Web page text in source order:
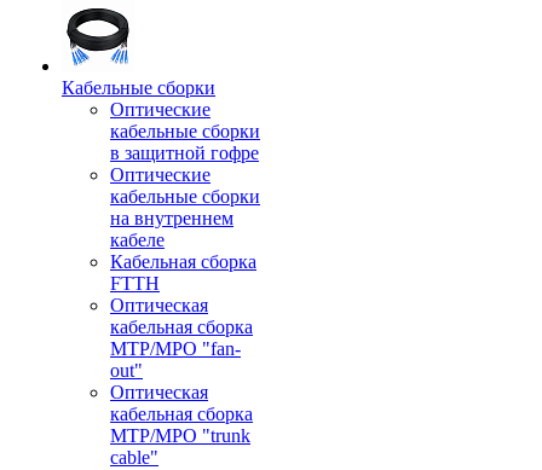
Кабельные сборки
Оптические
кабельные сборки
в защитной гофре
Оптические
кабельные сборки
на внутреннем
кабеле
Кабельная сборка
FTTH
Оптическая
кабельная сборка
MTP/MPO "fan-
out"
Оптическая
кабельная сборка
MTP/MPO "trunk
cable"